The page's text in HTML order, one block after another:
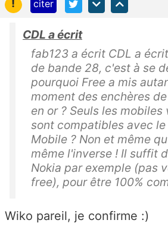
!
citer
CDL a écrit
fab123 a écrit CDL a
de bande 28, c'est à se
pourquoi Free a mis
moment des enchères
en or ? Seuls les mobiles
sont compatibles avec le
Mobile ? Non et même
même l'inverse ! Il suffit
Nokia par exemple (pas
free), pour être 100%
Wiko pareil, je confirme :)